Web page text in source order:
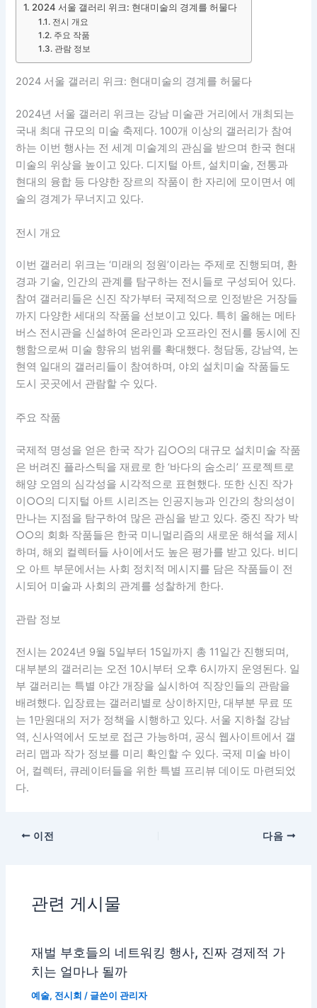
2024 서울 갤러리 위크: 현대미술의 경계를 허물다
전시 개요
주요 작품
관람 정보
2024 서울 갤러리 위크: 현대미술의 경계를 허물다
2024년 서울 갤러리 위크는 강남 미술관 거리에서 개최되는
국내 최대 규모의 미술 축제다. 100개 이상의 갤러리가 참여
하는 이번 행사는 전 세계 미술계의 관심을 받으며 한국 현대
미술의 위상을 높이고 있다. 디지털 아트, 설치미술, 전통과
현대의 융합 등 다양한 장르의 작품이 한 자리에 모이면서 예
술의 경계가 무너지고 있다.
전시 개요
이번 갤러리 위크는 ‘미래의 정원’이라는 주제로 진행되며, 환
경과 기술, 인간의 관계를 탐구하는 전시들로 구성되어 있다.
참여 갤러리들은 신진 작가부터 국제적으로 인정받은 거장들
까지 다양한 세대의 작품을 선보이고 있다. 특히 올해는 메타
버스 전시관을 신설하여 온라인과 오프라인 전시를 동시에 진
행함으로써 미술 향유의 범위를 확대했다. 청담동, 강남역, 논
현역 일대의 갤러리들이 참여하며, 야외 설치미술 작품들도
도시 곳곳에서 관람할 수 있다.
주요 작품
국제적 명성을 얻은 한국 작가 김○○의 대규모 설치미술 작품
은 버려진 플라스틱을 재료로 한 ‘바다의 숨소리’ 프로젝트로
해양 오염의 심각성을 시각적으로 표현했다. 또한 신진 작가
이○○의 디지털 아트 시리즈는 인공지능과 인간의 창의성이
만나는 지점을 탐구하여 많은 관심을 받고 있다. 중진 작가 박
○○의 회화 작품들은 한국 미니멀리즘의 새로운 해석을 제시
하며, 해외 컬렉터들 사이에서도 높은 평가를 받고 있다. 비디
오 아트 부문에서는 사회 정치적 메시지를 담은 작품들이 전
시되어 미술과 사회의 관계를 성찰하게 한다.
관람 정보
전시는 2024년 9월 5일부터 15일까지 총 11일간 진행되며,
대부분의 갤러리는 오전 10시부터 오후 6시까지 운영된다. 일
부 갤러리는 특별 야간 개장을 실시하여 직장인들의 관람을
배려했다. 입장료는 갤러리별로 상이하지만, 대부분 무료 또
는 1만원대의 저가 정책을 시행하고 있다. 서울 지하철 강남
역, 신사역에서 도보로 접근 가능하며, 공식 웹사이트에서 갤
러리 맵과 작가 정보를 미리 확인할 수 있다. 국제 미술 바이
어, 컬렉터, 큐레이터들을 위한 특별 프리뷰 데이도 마련되었
다.
이전 다음
관련 게시물
재벌 부호들의 네트워킹 행사, 진짜 경제적 가
치는 얼마나 될까
예술, 전시회 / 글쓴이관리자